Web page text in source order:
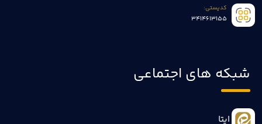
کدپستی:
3414613155
شبکه های اجتماعی
ایتا